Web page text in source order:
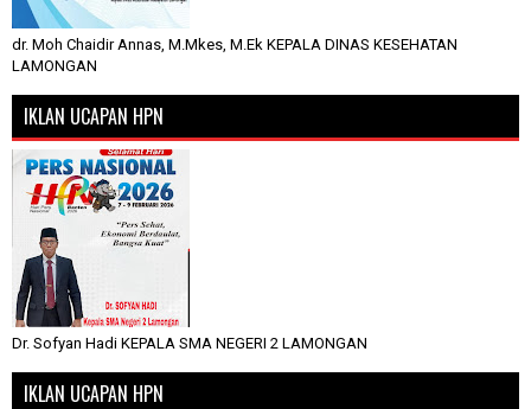
dr. Moh Chaidir Annas, M.Mkes, M.Ek KEPALA DINAS KESEHATAN
LAMONGAN
IKLAN UCAPAN HPN
Dr. Sofyan Hadi KEPALA SMA NEGERI 2 LAMONGAN
IKLAN UCAPAN HPN